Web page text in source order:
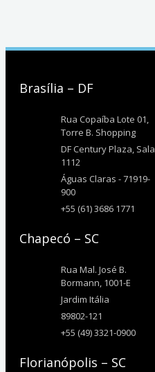
Brasília – DF
Rua Copaíba Lote 01,
Torre B. Shopping
DF Century Plaza, Sala
1112
Águas Claras - 71919-
900
+55 (61) 3686 1771
Chapecó – SC
Rua Mal. José B.
Bormann, 1001-E
Jardim Itália
89802-121
+55 (49) 3321-0900
Florianópolis – SC